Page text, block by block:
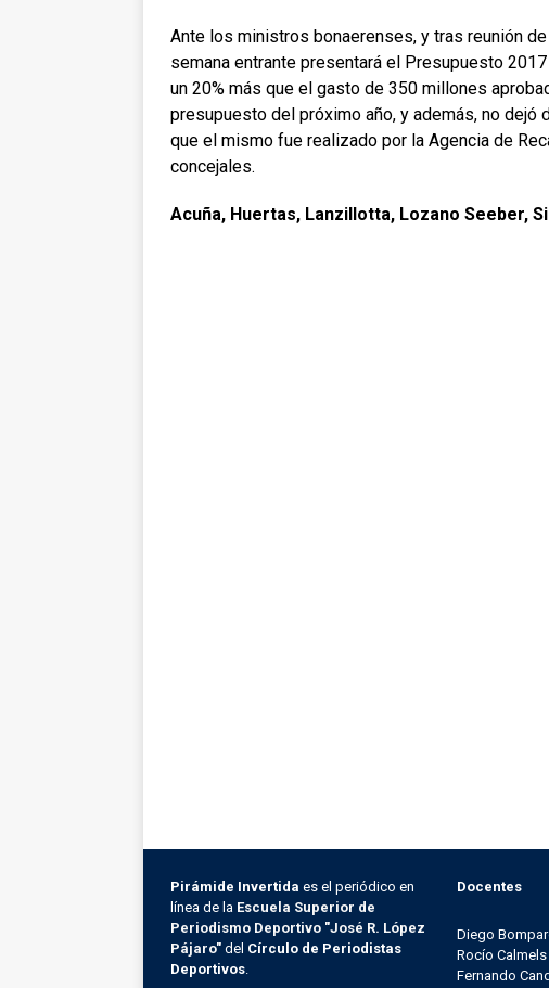
Ante los ministros bonaerenses, y tras reunión
semana entrante presentará el Presupuesto
un 20% más que el gasto de 350 millones
presupuesto del próximo año, y además, no dejó
que el mismo fue realizado por la Agencia de
concejales.
Acuña, Huertas, Lanzillotta, Lozano Seeber,
Pirámide Invertida es el periódico en
línea de la Escuela Superior de
Periodismo Deportivo "José R. López
Pájaro" del Círculo de Periodistas
Deportivos
Docentes
Diego
Rocío Calmels
Fernando